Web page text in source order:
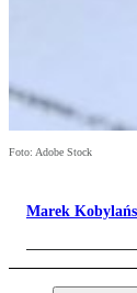
Foto: Adobe Stock
Marek